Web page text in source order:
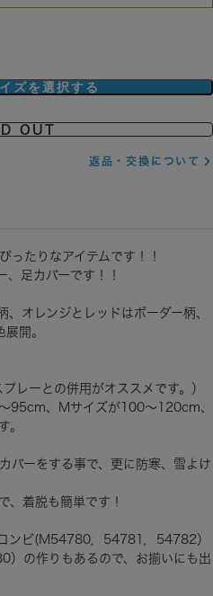
ズを選択する
OUT
返品・交換について
ったりなアイテムです！！
、足カバーです！！
、オレンジとレッドはボーダー柄、
開。
レーとの併用がオススメです。）
95cm、Mサイズが100～120cm、
。
バーをする事で、更に防寒、雪よけ
、着脱も簡単です！
ンビ(M54780，54781，54782）
）の作りもあるので、お揃いにも出